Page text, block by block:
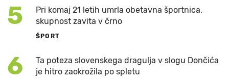
5
Pri komaj 21 letih umrla obetavna športnica,
skupnost zavita v črno
ŠPORT
6
Ta poteza slovenskega dragulja v slogu Dončića
je hitro zaokrožila po spletu